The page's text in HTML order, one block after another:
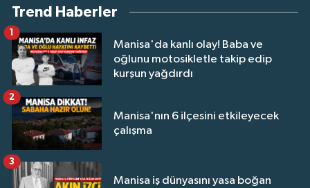
Trend Haberler
Manisa'da kanlı olay! Baba ve
oğlunu motosikletle takip edip
kurşun yağdırdı
1
Manisa'nın 6 ilçesini etkileyecek
çalışma
2
Manisa iş dünyasını yasa boğan
3